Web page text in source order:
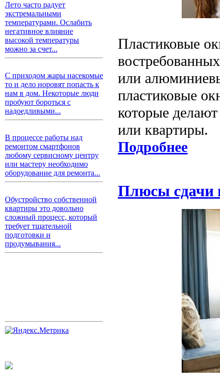
Лето часто радует
экстремальными
температурами. Ослабить
негативное влияние
высокой температуры
можно за счет...
С приходом жары насекомые
то и дело норовят попасть к
нам в дом. Некоторые люди
пробуют бороться с
надоедливыми...
В процессе работы над
ремонтом смартфонов
любому сервисному центру
или мастеру необходимо
оборудование для ремонта...
Обустройство собственной
квартиры это довольно
сложный процесс, который
требует тщательной
подготовки и
продумывания...
Пластиковые
или
пластиковые
которые
или квартиры.
Подробнее
Плюсы сдачи